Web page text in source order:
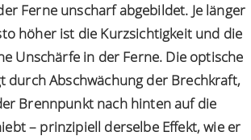
Ferne unscharf abgebildet. Je länger
höher ist die Kurzsichtigkeit und die
Unschärfe in der Ferne. Die optische
durch Abschwächung der Brechkraft,
Brennpunkt nach hinten auf die
– prinzipiell derselbe Effekt, wie er